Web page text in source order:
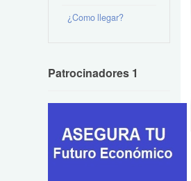
¿Como llegar?
Patrocinadores 1